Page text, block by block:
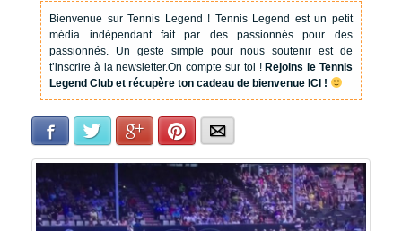
Bienvenue sur Tennis Legend ! Tennis Legend est un petit
média indépendant fait par des passionnés pour des
passionnés. Un geste simple pour nous soutenir est de
t’inscrire à la newsletter.On compte sur toi !Rejoins le Tennis
Legend Club et récupère ton cadeau de bienvenue ICI !
Facebook Twitter Google+Pinterest